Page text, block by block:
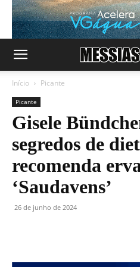
Início Picante
Picante
Gisele
segredos de
recomenda
‘Saudavens’
26 de junho de 2024